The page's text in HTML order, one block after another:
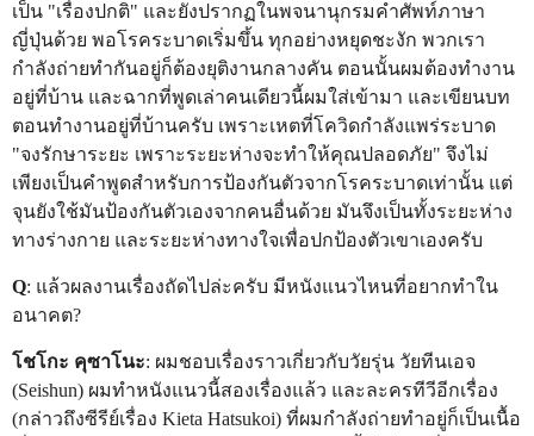
เป็น "เรื่องปกติ" และยังปรากฏในพจนานุกรมคำศัพท์ภาษา
ญี่ปุ่นด้วย พอโรคระบาดเริ่มขึ้น ทุกอย่างหยุดชะงัก พวกเรา
กำลังถ่ายทำกันอยู่ก็ต้องยุติงานกลางคัน ตอนนั้นผมต้องทำงาน
อยู่ที่บ้าน และฉากที่พูดเล่าคนเดียวนี้ผมใส่เข้ามา และเขียนบท
ตอนทำงานอยู่ที่บ้านครับ เพราะเหตที่โควิดกำลังแพร่ระบาด
"จงรักษาระยะ เพราะระยะห่างจะทำให้คุณปลอดภัย" จึงไม่
เพียงเป็นคำพูดสำหรับการป้องกันตัวจากโรคระบาดเท่านั้น แต่
จุนยังใช้มันป้องกันตัวเองจากคนอื่นด้วย มันจึงเป็นทั้งระยะห่าง
ทางร่างกาย และระยะห่างทางใจเพื่อปกป้องตัวเขาเองครับ
Q: แล้วผลงานเรื่องถัดไปล่ะครับ มีหนังแนวไหนที่อยากทำใน
อนาคต?
โชโกะ คุซาโนะ: ผมชอบเรื่องราวเกี่ยวกับวัยรุ่น วัยทีนเอจ
(Seishun) ผมทำหนังแนวนี้สองเรื่องแล้ว และละครทีวีอีกเรื่อง
(กล่าวถึงซีรีย์เรื่อง Kieta Hatsukoi) ที่ผมกำลังถ่ายทำอยู่ก็เป็นเนื้อ